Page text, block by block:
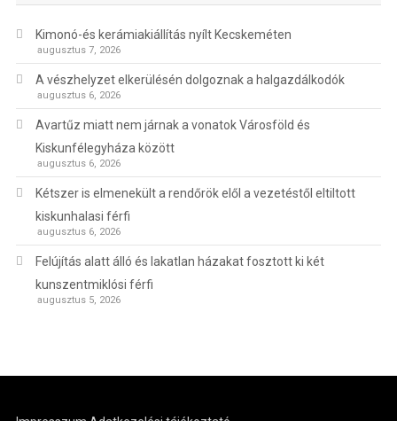
Kimonó-és kerámiakiállítás nyílt Kecskeméten
augusztus 7, 2026
A vészhelyzet elkerülésén dolgoznak a halgazdálkodók
augusztus 6, 2026
Avartűz miatt nem járnak a vonatok Városföld és
Kiskunfélegyháza között
augusztus 6, 2026
Kétszer is elmenekült a rendőrök elől a vezetéstől eltiltott
kiskunhalasi férfi
augusztus 6, 2026
Felújítás alatt álló és lakatlan házakat fosztott ki két
kunszentmiklósi férfi
augusztus 5, 2026